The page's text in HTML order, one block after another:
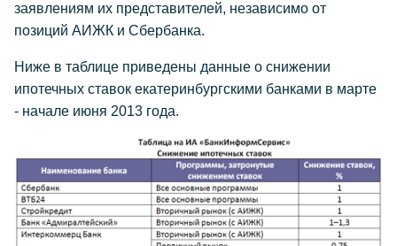
заявлениям их представителей, независимо от
позиций АИЖК и Сбербанка.
Ниже в таблице приведены данные о снижении
ипотечных ставок екатеринбургскими банками в марте
- начале июня 2013 года.